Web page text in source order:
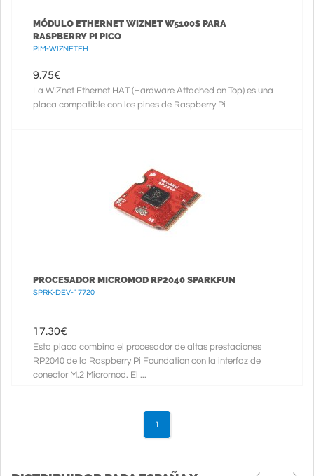
MÓDULO ETHERNET WIZNET W5100S PARA
RASPBERRY PI PICO
PIM-WIZNETEH
9.75€
La WIZnet Ethernet HAT (Hardware Attached on Top) es una
placa compatible con los pines de Raspberry Pi
PROCESADOR MICROMOD RP2040 SPARKFUN
SPRK-DEV-17720
17.30€
Esta placa combina el procesador de altas prestaciones
RP2040 de la Raspberry Pi Foundation con la interfaz de
conector M.2 Micromod. El ...
1